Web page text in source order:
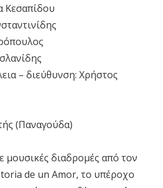
Κεσαπίδου
– διεύθυνση: Χρήστος
(Παναγούδα)
μουσικές διαδρομές από τον
de un Amor, το υπέροχο